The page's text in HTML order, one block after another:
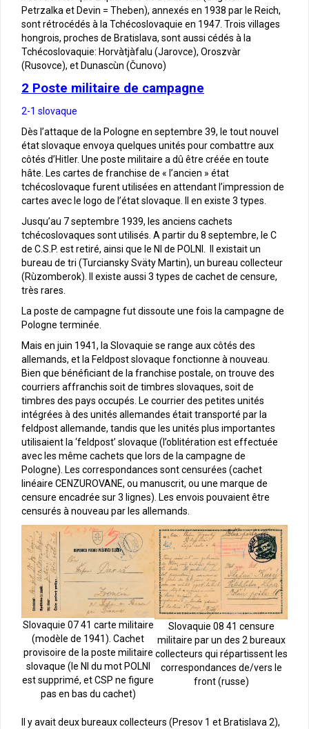
Petrzalka et Devin = Theben), annexés en 1938 par le Reich,
sont rétrocédés à la Tchécoslovaquie en 1947. Trois villages
hongrois, proches de Bratislava, sont aussi cédés à la
Tchécoslovaquie: Horvàtjàfalu (Jarovce), Oroszvàr
(Rusovce), et Dunascùn (Čunovo)
2 Poste militaire de campagne
2-1 slovaque
Dès l’attaque de la Pologne en septembre 39, le tout nouvel
état slovaque envoya quelques unités pour combattre aux
côtés d’Hitler. Une poste militaire a dû être créée en toute
hâte. Les cartes de franchise de « l’ancien » état
tchécoslovaque furent utilisées en attendant l’impression de
cartes avec le logo de l’état slovaque. Il en existe 3 types.
Jusqu’au 7 septembre 1939, les anciens cachets
tchécoslovaques sont utilisés. A partir du 8 septembre, le C
de C.S.P. est retiré, ainsi que le NI de POLNI. Il existait un
bureau de tri (Turciansky Sväty Martin), un bureau collecteur
(Rùzomberok). Il existe aussi 3 types de cachet de censure,
très rares.
La poste de campagne fut dissoute une fois la campagne de
Pologne terminée.
Mais en juin 1941, la Slovaquie se range aux côtés des
allemands, et la Feldpost slovaque fonctionne à nouveau.
Bien que bénéficiant de la franchise postale, on trouve des
courriers affranchis soit de timbres slovaques, soit de
timbres des pays occupés. Le courrier des petites unités
intégrées à des unités allemandes était transporté par la
feldpost allemande, tandis que les unités plus importantes
utilisaient la ‘feldpost’ slovaque (l’oblitération est effectuée
avec les même cachets que lors de la campagne de
Pologne). Les correspondances sont censurées (cachet
linéaire CENZUROVANE, ou manuscrit, ou une marque de
censure encadrée sur 3 lignes). Les envois pouvaient être
censurés à nouveau par les allemands.
Slovaquie 07 41 carte militaire
(modèle de 1941). Cachet
provisoire de la poste militaire
slovaque (le NI du mot POLNI
est supprimé, et CSP ne figure
pas en bas du cachet)
Slovaquie 08 41 censure
militaire par un des 2 bureaux
collecteurs qui répartissent les
correspondances de/vers le
front (russe)
Il y avait deux bureaux collecteurs (Presov 1 et Bratislava 2),